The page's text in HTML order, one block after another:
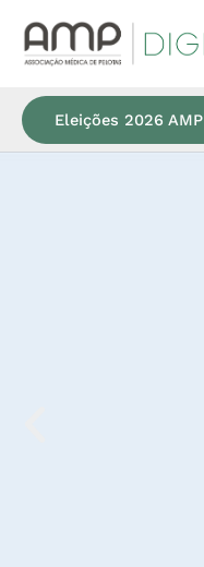
para
Eleições 2026 AMP